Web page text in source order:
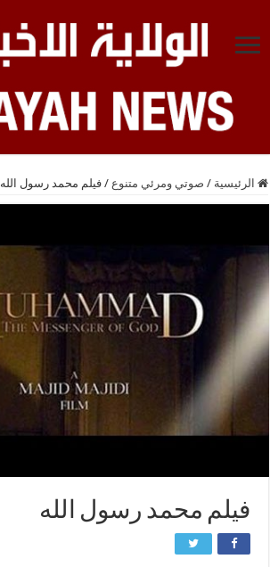
الرئيسية / صوتي ومرئي متنوع / فيلم محمد رسول الله
فيلم محمد رسول الله